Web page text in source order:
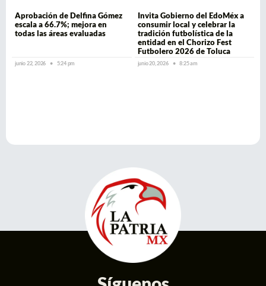
Aprobación de Delfina Gómez
escala a 66.7%; mejora en
todas las áreas evaluadas
junio 22, 2026 5:24 pm
Invita Gobierno del EdoMéx a
consumir local y celebrar la
tradición futbolística de la
entidad en el Chorizo Fest
Futbolero 2026 de Toluca
junio 20, 2026 8:25 am